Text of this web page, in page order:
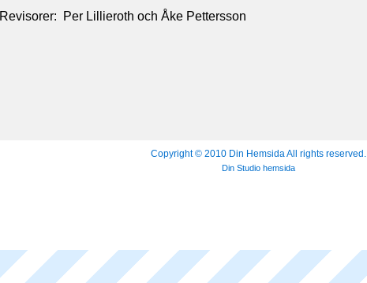
Revisorer: Per Lillieroth och Åke Pettersson
Copyright © 2010 Din Hemsida All rights reserved.
Din Studio hemsida